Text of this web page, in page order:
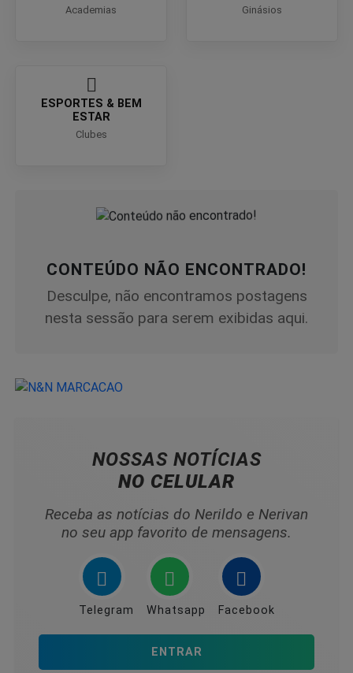
Academias Ginásios
ESPORTES & BEM
ESTAR
Clubes
CONTEÚDO NÃO ENCONTRADO!
Desculpe, não encontramos postagens
nesta sessão para serem exibidas aqui.
NOSSAS NOTÍCIAS
NO CELULAR
Receba as notícias do Nerildo e Nerivan
no seu app favorito de mensagens.
Telegram Whatsapp Facebook
ENTRAR